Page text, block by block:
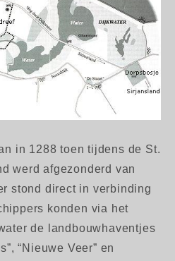
in 1288 toen tijdens de St.
werd afgezonderd van
stond direct in verbinding
konden via het
de landbouwhaventjes
“Nieuwe Veer” en